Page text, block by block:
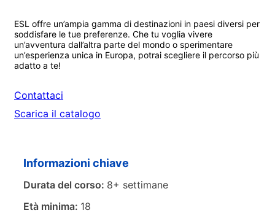
ESL offre un’ampia gamma di destinazioni in paesi diversi per
soddisfare le tue preferenze. Che tu voglia vivere
un’avventura dall’altra parte del mondo o sperimentare
un’esperienza unica in Europa, potrai scegliere il percorso più
adatto a te!
Informazioni chiave
Durata del corso: 8+ settimane
Età minima: 18
Contattaci
Scarica il catalogo